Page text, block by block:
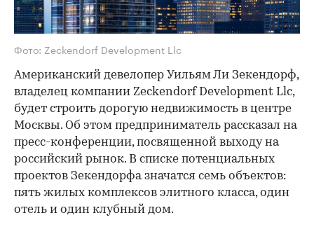
Фото: Zeckendorf Development Llc
Американский девелопер Уильям Ли Зекендорф,
владелец компании Zeckendorf Development Llc,
будет строить дорогую недвижимость в центре
Москвы. Об этом предприниматель рассказал на
пресс-конференции, посвященной выходу на
российский рынок. В списке потенциальных
проектов Зекендорфа значатся семь объектов:
пять жилых комплексов элитного класса, один
отель и один клубный дом.